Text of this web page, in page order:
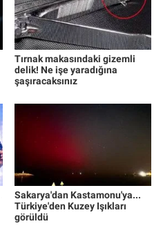
Tırnak makasındaki gizemli
delik! Ne işe yaradığına
şaşıracaksınız
Sakarya'dan Kastamonu'ya...
Türkiye'den Kuzey Işıkları
görüldü